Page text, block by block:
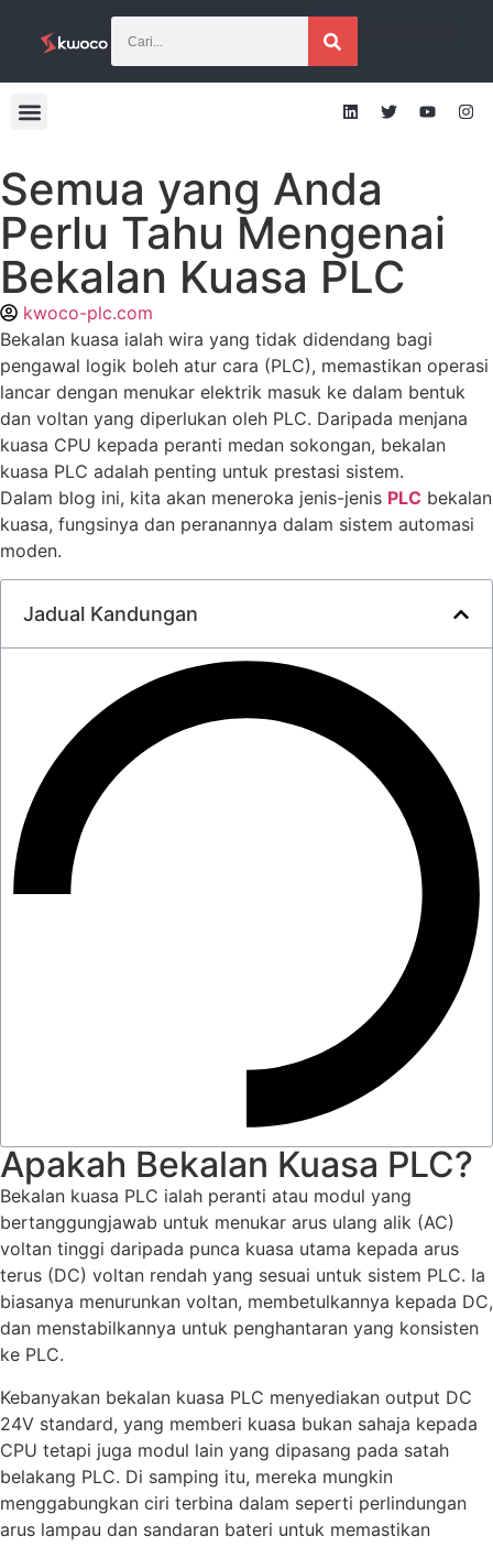
Semua yang Anda
Perlu Tahu Mengenai
Bekalan Kuasa PLC
kwoco-plc.com
Bekalan kuasa ialah wira yang tidak didendang bagi
pengawal logik boleh atur cara (PLC), memastikan operasi
lancar dengan menukar elektrik masuk ke dalam bentuk
dan voltan yang diperlukan oleh PLC. Daripada menjana
kuasa CPU kepada peranti medan sokongan, bekalan
kuasa PLC adalah penting untuk prestasi sistem.
Dalam blog ini, kita akan meneroka jenis-jenis PLC bekalan
kuasa, fungsinya dan peranannya dalam sistem automasi
moden.
Jadual Kandungan
Apakah Bekalan Kuasa PLC?
Bekalan kuasa PLC ialah peranti atau modul yang
bertanggungjawab untuk menukar arus ulang alik (AC)
voltan tinggi daripada punca kuasa utama kepada arus
terus (DC) voltan rendah yang sesuai untuk sistem PLC. Ia
biasanya menurunkan voltan, membetulkannya kepada DC,
dan menstabilkannya untuk penghantaran yang konsisten
ke PLC.
Kebanyakan bekalan kuasa PLC menyediakan output DC
24V standard, yang memberi kuasa bukan sahaja kepada
CPU tetapi juga modul lain yang dipasang pada satah
belakang PLC. Di samping itu, mereka mungkin
menggabungkan ciri terbina dalam seperti perlindungan
arus lampau dan sandaran bateri untuk memastikan